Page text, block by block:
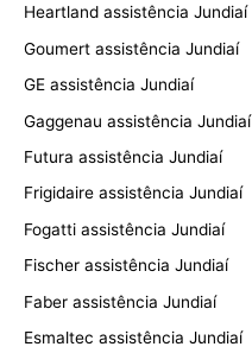
Heartland assistência Jundiaí
Goumert assistência Jundiaí
GE assistência Jundiaí
Gaggenau assistência Jundiaí
Futura assistência Jundiaí
Frigidaire assistência Jundiaí
Fogatti assistência Jundiaí
Fischer assistência Jundiaí
Faber assistência Jundiaí
Esmaltec assistência Jundiaí